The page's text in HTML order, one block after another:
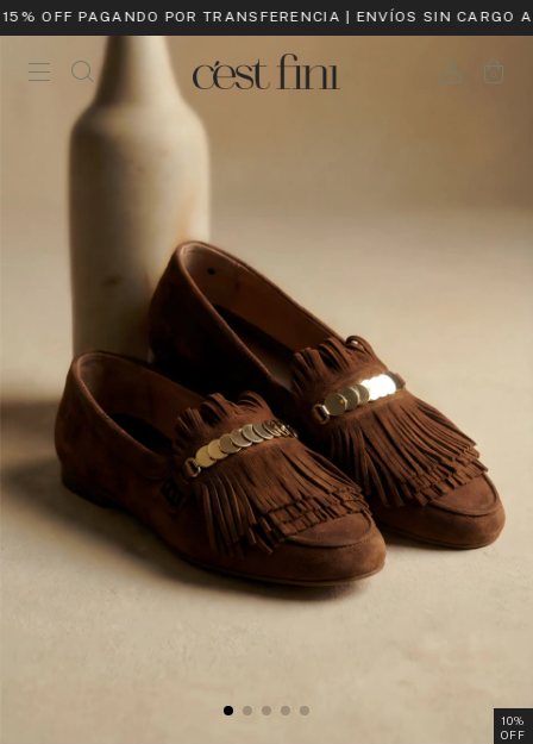
PAGANDO POR TRANSFERENCIA | ENVÍOS SIN CARGO A
0
10%
OFF